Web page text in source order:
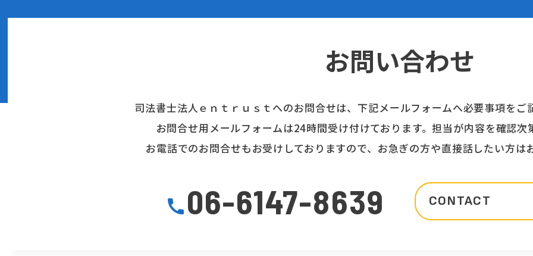
お問い合わせ
司法書士法人ｅｎｔｒｕｓｔへのお問合せは、下記メールフォームへ必要事項をご
お問合せ用メールフォームは24時間受け付けております。担当が内容を確認次
お電話でのお問合せもお受けしておりますので、お急ぎの方や直接話したい方は
06-6147-8639 CONTACT